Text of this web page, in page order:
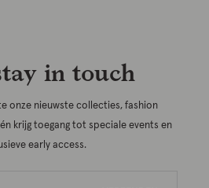
in touch
onze nieuwste collecties, fashion
krijg toegang tot speciale events en
early access.